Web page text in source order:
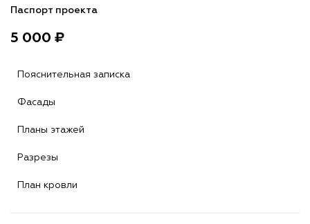
Паспорт проекта
5 000 ₽
Пояснительная записка
Фасады
Планы этажей
Разрезы
План кровли